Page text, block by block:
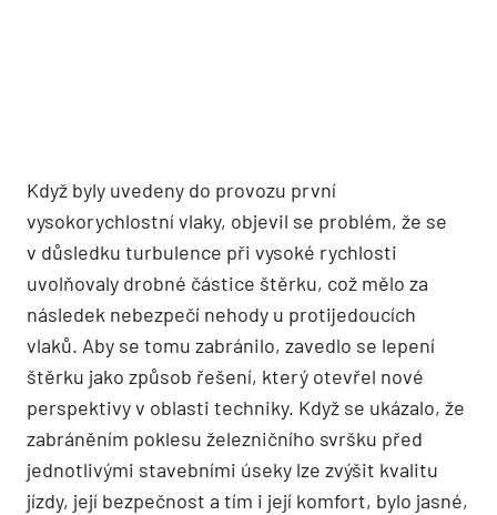
Když byly uvedeny do provozu první
vysokorychlostní vlaky, objevil se problém, že se
v důsledku turbulence při vysoké rychlosti
uvolňovaly drobné částice štěrku, což mělo za
následek nebezpečí nehody u protijedou­cích
vlaků. Aby se tomu zabránilo, zavedlo se lepení
štěrku jako způsob řešení, který otevřel nové
perspektivy v oblasti techniky. Když se ukázalo, že
zabráněním poklesu železničního svršku před
jednotlivými stavebními úseky lze zvýšit kvalitu
jízdy, její bezpečnost a tím i její komfort, bylo jasné,